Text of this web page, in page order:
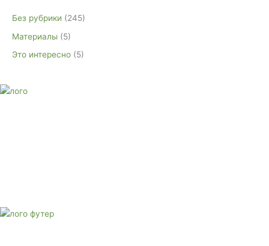
Без рубрики (245)
Материалы (5)
Это интересно (5)